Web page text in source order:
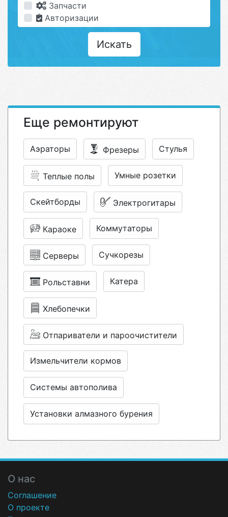
Запчасти
Авторизации
Искать
Еще ремонтируют
Аэраторы Фрезеры Стулья
Теплые полы Умные розетки
Скейтборды Электрогитары
Караоке Коммутаторы
Серверы Сучкорезы
Рольставни Катера
Хлебопечки
Отпариватели и пароочистители
Измельчители кормов
Системы автополива
Установки алмазного бурения
О нас
Соглашение
О проекте